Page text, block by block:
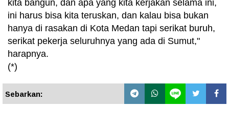
kita bangun, dan apa yang kita kerjakan selama ini,
ini harus bisa kita teruskan, dan kalau bisa bukan
hanya di rasakan di Kota Medan tapi serikat buruh,
serikat pekerja seluruhnya yang ada di Sumut,"
harapnya.
(*)
Sebarkan: